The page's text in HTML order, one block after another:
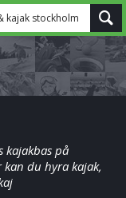
kajak stockholm
kajakbas på
du hyra kajak,